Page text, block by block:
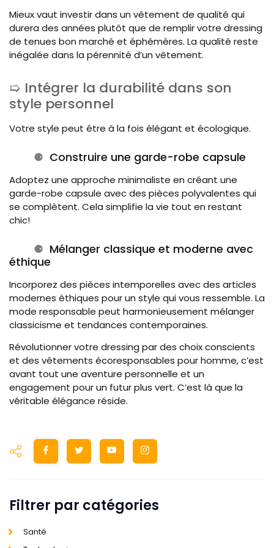
Mieux vaut investir dans un vêtement de qualité qui
durera des années plutôt que de remplir votre dressing
de tenues bon marché et éphémères. La qualité reste
inégalée dans la pérennité d’un vêtement.
Intégrer la durabilité dans son
style personnel
Votre style peut être à la fois élégant et écologique.
Construire une garde-robe capsule
Adoptez une approche minimaliste en créant une
garde-robe capsule avec des pièces polyvalentes qui
se complètent. Cela simplifie la vie tout en restant
chic!
Mélanger classique et moderne avec
éthique
Incorporez des pièces intemporelles avec des articles
modernes éthiques pour un style qui vous ressemble. La
mode responsable peut harmonieusement mélanger
classicisme et tendances contemporaines.
Révolutionner votre dressing par des choix conscients
et des vêtements écoresponsables pour homme, c’est
avant tout une aventure personnelle et un
engagement pour un futur plus vert. C’est là que la
véritable élégance réside.
Filtrer par catégories
Santé